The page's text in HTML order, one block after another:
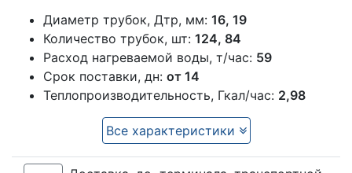
Диаметр трубок, Дтр, мм: 16, 19
Количество трубок, шт: 124, 84
Расход нагреваемой воды, т/час: 59
Срок поставки, дн: от 14
Теплопроизводительность, Гкал/час: 2,98
Все характеристики